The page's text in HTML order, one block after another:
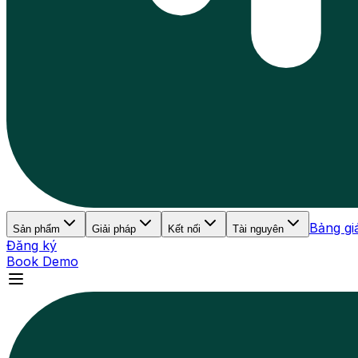
Sản phẩm Giải pháp Kết nối Tài nguyên
Bảng
Đăng ký
Book Demo